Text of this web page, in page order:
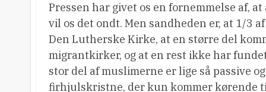
Pressen har givet os en fornemmelse af,
vil os det ondt. Men sandheden er, at 1/3
Den Lutherske Kirke, at en større del
migrantkirker, og at en rest ikke har
stor del af muslimerne er lige så passive
firhjulskristne, der kun kommer kørende